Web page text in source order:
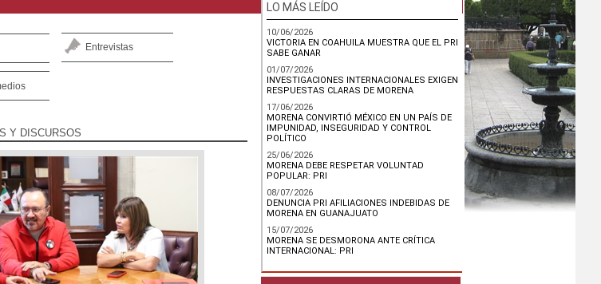
Entrevistas
Y DISCURSOS
LO MÁS LEÍDO
10/06/2026
VICTORIA EN COAHUILA MUESTRA QUE EL PRI
SABE GANAR
01/07/2026
INVESTIGACIONES INTERNACIONALES EXIGEN
RESPUESTAS CLARAS DE MORENA
17/06/2026
MORENA CONVIRTIÓ MÉXICO EN UN PAÍS DE
IMPUNIDAD, INSEGURIDAD Y CONTROL
POLÍTICO
25/06/2026
MORENA DEBE RESPETAR VOLUNTAD
POPULAR: PRI
08/07/2026
DENUNCIA PRI AFILIACIONES INDEBIDAS DE
MORENA EN GUANAJUATO
15/07/2026
MORENA SE DESMORONA ANTE CRÍTICA
INTERNACIONAL: PRI